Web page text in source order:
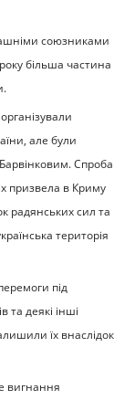
союзниками
більша частина
але були
Спроба
призвела в Криму
радянських сил та
територія
під
та деякі інші
їх внаслідок
вигнання